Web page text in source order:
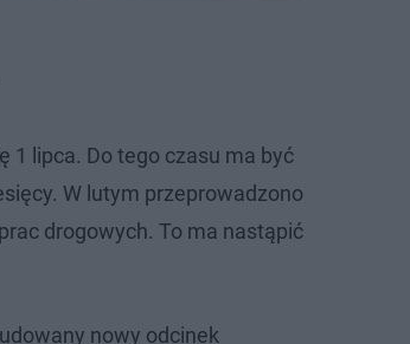
1 lipca. Do tego czasu ma być
W lutym przeprowadzono
drogowych. To ma nastąpić
nowy odcinek